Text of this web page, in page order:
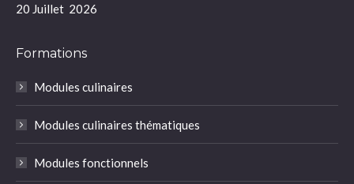
20 Juillet 2026
Formations
Modules culinaires
Modules culinaires thématiques
Modules fonctionnels